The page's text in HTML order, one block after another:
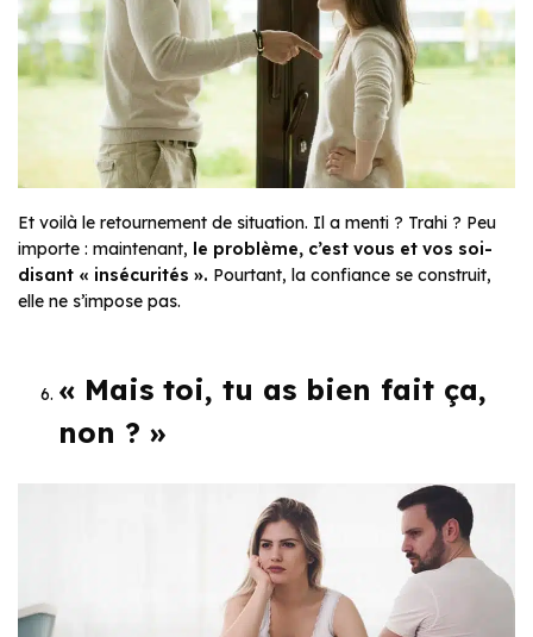
Et voilà le retournement de situation. Il a menti ? Trahi ? Peu
importe : maintenant, le problème, c’est vous et vos soi-
disant « insécurités ». Pourtant, la confiance se construit,
elle ne s’impose pas.
« Mais toi, tu as bien fait ça,
non ? »